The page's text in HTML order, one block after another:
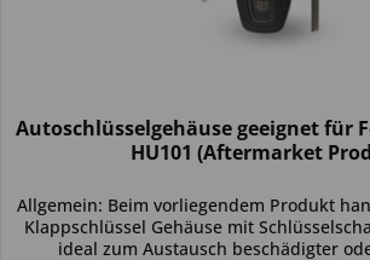
Autoschlüsselgehäuse geeignet für
HU101 (Aftermarket
Allgemein: Beim vorliegendem Produkt
Klappschlüssel Gehäuse mit
ideal zum Austausch beschädigter